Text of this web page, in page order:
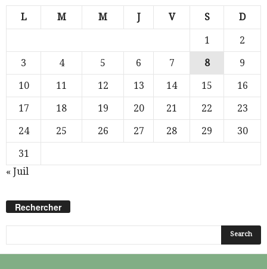
L M M J V S D
1
2
3
4 5 6 7 8
9
10
11 12 13 14 15
16
17
18 19 20 21 22
23
24
25 26 27 28 29
30
31
« Juil
Rechercher